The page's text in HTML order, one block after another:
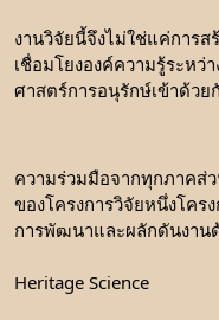
งานวิจัยนี้จึงไม่ใช่แค่การส
เชื่อมโยงองค์ความรู้ระหว่
ศาสตร์การอนุรักษ์เข้าด้วย
ความร่วมมือจากทุกภาคส่ว
ของโครงการวิจัยหนึ่งโคร
การพัฒนาและผลักดันงาน
Heritage Science